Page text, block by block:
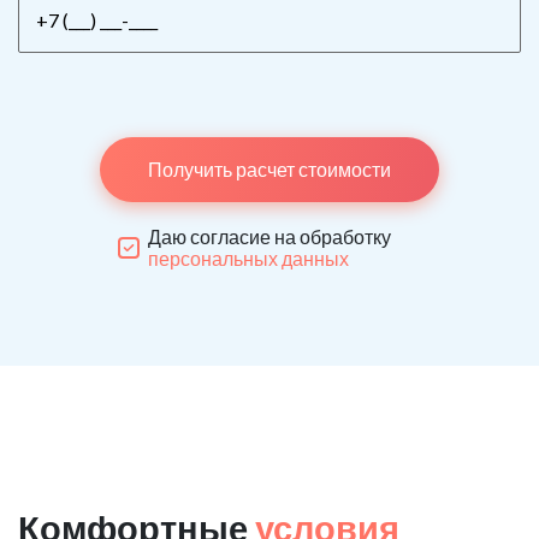
Получить расчет стоимости
Даю согласие на обработку
персональных данных
Комфортные условия